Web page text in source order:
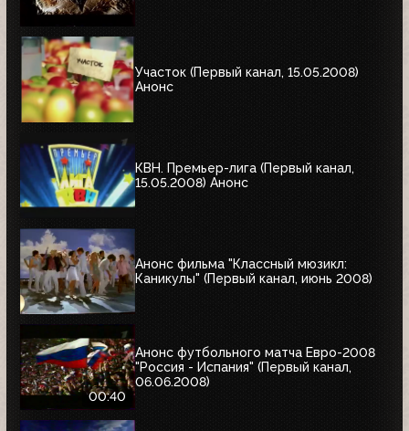
Участок (Первый канал, 15.05.2008)
Анонс
КВН. Премьер-лига (Первый канал,
15.05.2008) Анонс
Анонс фильма "Классный мюзикл:
Каникулы" (Первый канал, июнь 2008)
00:40
Анонс футбольного матча Евро-2008
"Россия - Испания" (Первый канал,
06.06.2008)